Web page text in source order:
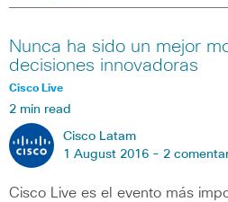
Nunca ha sido un mejor
decisiones innovadoras
Cisco Live
2 min read
Cisco Latam
1 August 2016 - 2
Cisco Live es el evento más